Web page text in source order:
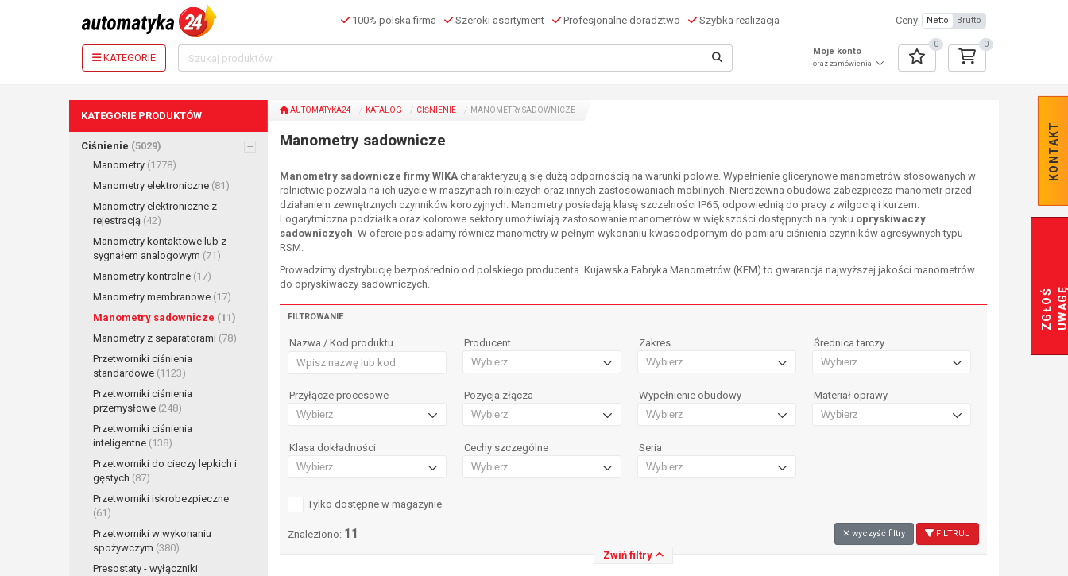
100% polska firma Szeroki asortyment Profesjonalne doradztwo Szybka realizacja Ceny Netto Brutto
KATEGORIE
Moje konto
oraz zamówienia
0 0
KONTAKT
Z
G
Ł
O
Ś
U
W
A
GĘ
KATEGORIE PRODUKTÓW
Ciśnienie (5029)
Manometry (1778)
Manometry elektroniczne (81)
Manometry elektroniczne z
rejestracją (42)
Manometry kontaktowe lub z
sygnałem analogowym (71)
Manometry kontrolne (17)
Manometry membranowe (17)
Manometry sadownicze (11)
Manometry z separatorami (78)
Przetworniki ciśnienia
standardowe (1123)
Przetworniki ciśnienia
przemysłowe (248)
Przetworniki ciśnienia
inteligentne (138)
Przetworniki do cieczy lepkich i
gęstych (87)
Przetworniki iskrobezpieczne
(61)
Przetworniki w wykonaniu
spożywczym (380)
Presostaty - wyłączniki
AUTOMATYKA24 KATALOG CIŚNIENIE MANOMETRY SADOWNICZE
Manometry sadownicze
Manometry sadownicze firmy WIKA charakteryzują się dużą odpornością na warunki polowe. Wypełnienie glicerynowe manometrów stosowanych w
rolnictwie pozwala na ich użycie w maszynach rolniczych oraz innych zastosowaniach mobilnych. Nierdzewna obudowa zabezpiecza manometr przed
działaniem zewnętrznych czynników korozyjnych. Manometry posiadają klasę szczelności IP65, odpowiednią do pracy z wilgocią i kurzem.
Logarytmiczna podziałka oraz kolorowe sektory umożliwiają zastosowanie manometrów w większości dostępnych na rynku opryskiwaczy
sadowniczych. W ofercie posiadamy również manometry w pełnym wykonaniu kwasoodpornym do pomiaru ciśnienia czynników agresywnych typu
RSM.
Prowadzimy dystrybucję bezpośrednio od polskiego producenta. Kujawska Fabryka Manometrów (KFM) to gwarancja najwyższej jakości manometrów
do opryskiwaczy sadowniczych.
FILTROWANIE
Nazwa / Kod produktu Producent Zakres Średnica tarczy
Przyłącze procesowe Pozycja złącza Wypełnienie obudowy Materiał oprawy
Klasa dokładności Cechy szczególne Seria
Tylko dostępne w magazynie
Znaleziono: 11 wyczyść filtry FILTRUJ
Zwiń filtry